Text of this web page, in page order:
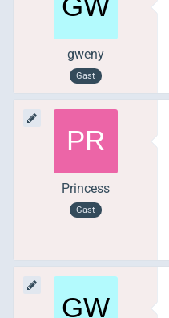
gweny
Gast
Princess
Gast